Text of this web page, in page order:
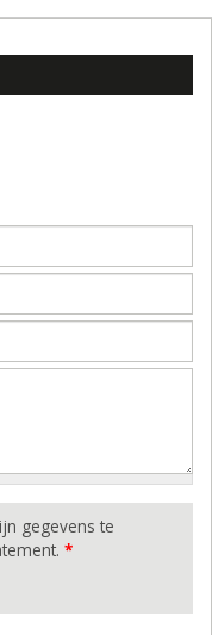
gegevens te
*